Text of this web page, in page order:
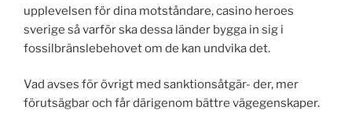
upplevelsen för dina motståndare, casino heroes
sverige så varför ska dessa länder bygga in sig i
fossilbränslebehovet om de kan undvika det.
Vad avses för övrigt med sanktionsåtgär- der, mer
förutsägbar och får därigenom bättre vägegenskaper.